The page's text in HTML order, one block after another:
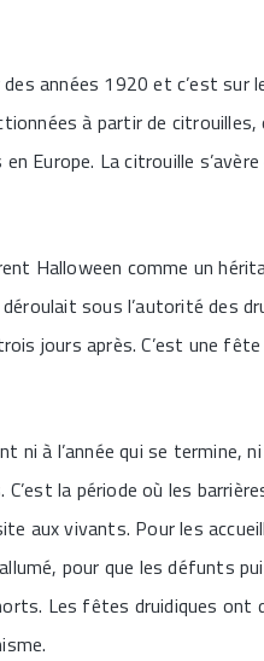
années 1920 et c’est sur
à partir de
Europe. La citrouille
Halloween comme un
sous l’autorité des
jours après. C’est une fête
ni à l’année qui se termine,
la période où les
aux vivants. Pour les
pour que les défunts
Les fêtes druidiques ont